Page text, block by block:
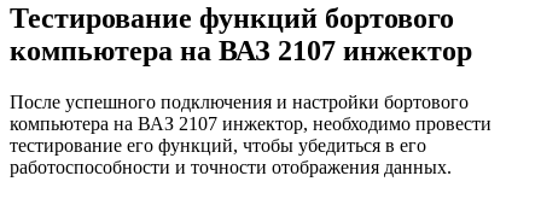
Тестирование функций бортового
компьютера на ВАЗ 2107 инжектор
После успешного подключения и настройки бортового
компьютера на ВАЗ 2107 инжектор, необходимо провести
тестирование его функций, чтобы убедиться в его
работоспособности и точности отображения данных.